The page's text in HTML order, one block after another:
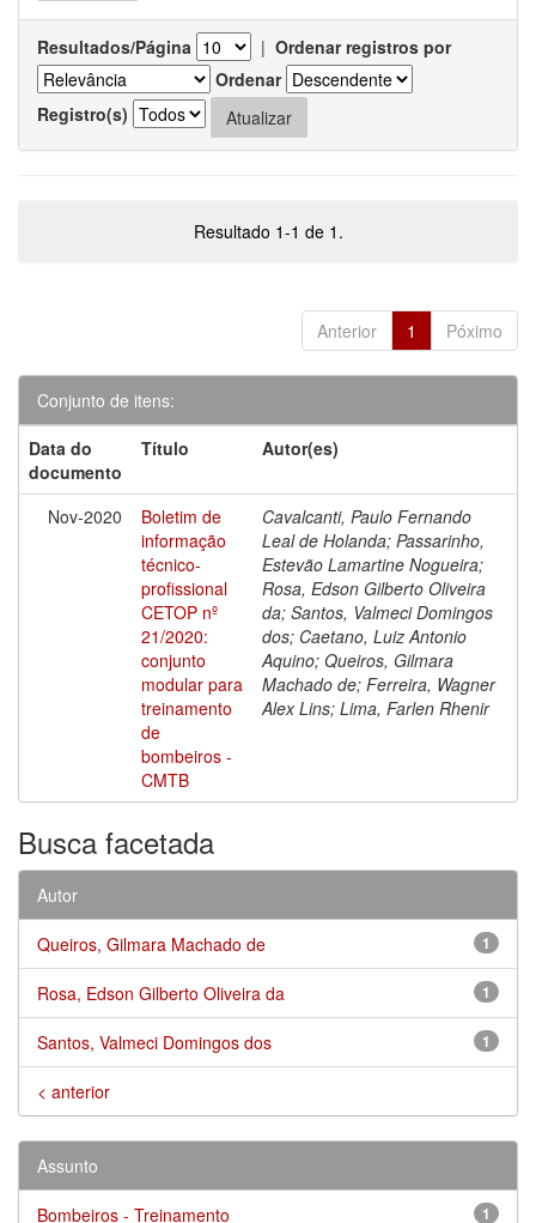
Resultados/Página | Ordenar registros por
Ordenar
Registro(s)
Resultado 1-1 de 1.
Anterior 1 Póximo
Conjunto de itens:
Data do
documento
Título Autor(es)
Nov-2020
Boletim de
informação
técnico-
profissional
CETOP nº
21/2020:
conjunto
modular para
treinamento
de
bombeiros -
CMTB
Cavalcanti, Paulo Fernando
Leal de Holanda; Passarinho,
Estevão Lamartine Nogueira;
Rosa, Edson Gilberto Oliveira
da; Santos, Valmeci Domingos
dos; Caetano, Luiz Antonio
Aquino; Queiros, Gilmara
Machado de; Ferreira, Wagner
Alex Lins; Lima, Farlen Rhenir
Busca facetada
Autor
1
Queiros, Gilmara Machado de
1
Rosa, Edson Gilberto Oliveira da
1
Santos, Valmeci Domingos dos
< anterior
Assunto
1
Bombeiros - Treinamento